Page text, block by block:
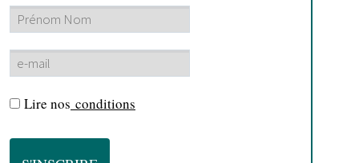
Lire nos conditions